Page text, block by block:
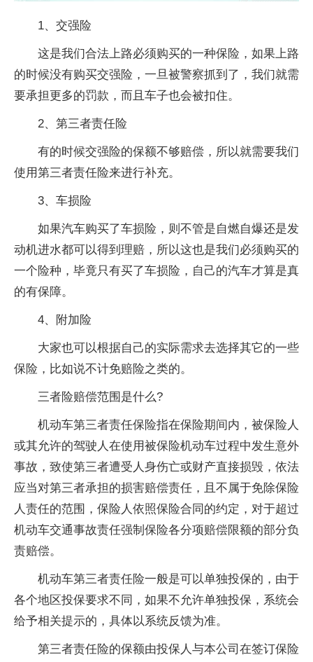
1、交强险
这是我们合法上路必须购买的一种保险，如果上路
的时候没有购买交强险，一旦被警察抓到了，我们就需
要承担更多的罚款，而且车子也会被扣住。
2、第三者责任险
有的时候交强险的保额不够赔偿，所以就需要我们
使用第三者责任险来进行补充。
3、车损险
如果汽车购买了车损险，则不管是自燃自爆还是发
动机进水都可以得到理赔，所以这也是我们必须购买的
一个险种，毕竟只有买了车损险，自己的汽车才算是真
的有保障。
4、附加险
大家也可以根据自己的实际需求去选择其它的一些
保险，比如说不计免赔险之类的。
三者险赔偿范围是什么?
机动车第三者责任保险指在保险期间内，被保险人
或其允许的驾驶人在使用被保险机动车过程中发生意外
事故，致使第三者遭受人身伤亡或财产直接损毁，依法
应当对第三者承担的损害赔偿责任，且不属于免除保险
人责任的范围，保险人依照保险合同的约定，对于超过
机动车交通事故责任强制保险各分项赔偿限额的部分负
责赔偿。
机动车第三者责任险一般是可以单独投保的，由于
各个地区投保要求不同，如果不允许单独投保，系统会
给予相关提示的，具体以系统反馈为准。
第三者责任险的保额由投保人与本公司在签订保险